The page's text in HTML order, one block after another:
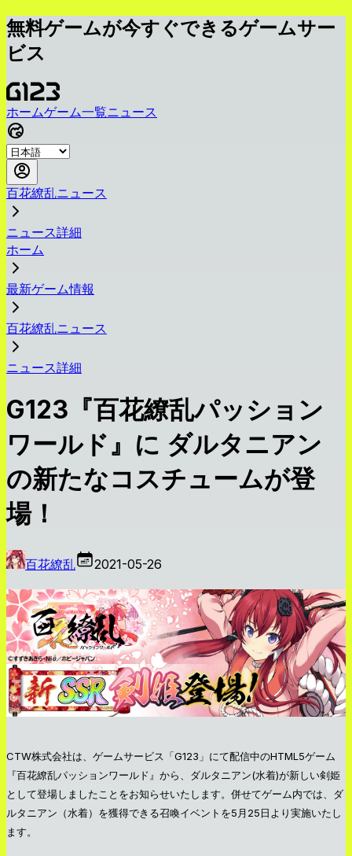
無料ゲームが今すぐできるゲームサー
ビス
ホームゲーム一覧ニュース
百花繚乱ニュース
ニュース詳細
ホーム
最新ゲーム情報
百花繚乱ニュース
ニュース詳細
G123『百花繚乱パッション
ワールド』に ダルタニアン
の新たなコスチュームが登
場！
百花繚乱 2021-05-26
CTW株式会社は、ゲームサービス「G123」にて配信中のHTML5ゲーム
『百花繚乱パッションワールド』から、ダルタニアン(水着)が新しい剣姫
として登場しましたことをお知らせいたします。併せてゲーム内では、ダ
ルタニアン（水着）を獲得できる召喚イベントを5月25日より実施いたし
ます。